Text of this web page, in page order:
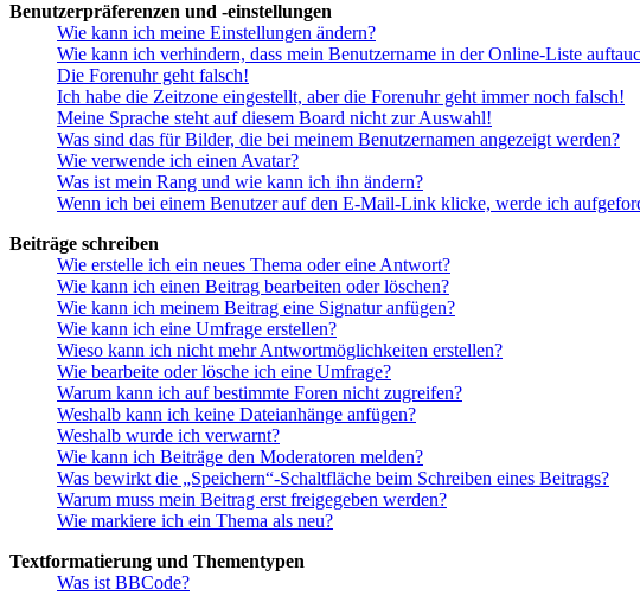
Benutzerpräferenzen und -einstellungen
Wie kann ich meine Einstellungen ändern?
Wie kann ich verhindern, dass mein Benutzername in der Online-Liste
Die Forenuhr geht falsch!
Ich habe die Zeitzone eingestellt, aber die Forenuhr geht immer noch falsch!
Meine Sprache steht auf diesem Board nicht zur Auswahl!
Was sind das für Bilder, die bei meinem Benutzernamen angezeigt werden?
Wie verwende ich einen Avatar?
Was ist mein Rang und wie kann ich ihn ändern?
Wenn ich bei einem Benutzer auf den E-Mail-Link klicke, werde ich
Beiträge schreiben
Wie erstelle ich ein neues Thema oder eine Antwort?
Wie kann ich einen Beitrag bearbeiten oder löschen?
Wie kann ich meinem Beitrag eine Signatur anfügen?
Wie kann ich eine Umfrage erstellen?
Wieso kann ich nicht mehr Antwortmöglichkeiten erstellen?
Wie bearbeite oder lösche ich eine Umfrage?
Warum kann ich auf bestimmte Foren nicht zugreifen?
Weshalb kann ich keine Dateianhänge anfügen?
Weshalb wurde ich verwarnt?
Wie kann ich Beiträge den Moderatoren melden?
Was bewirkt die „Speichern“-Schaltfläche beim Schreiben eines Beitrags?
Warum muss mein Beitrag erst freigegeben werden?
Wie markiere ich ein Thema als neu?
Textformatierung und Thementypen
Was ist BBCode?